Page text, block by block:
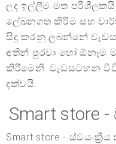
ලද ඉල්ලීම මත
ලේඛනගත කිරීම සහ
සිදු කරනු ලබන්නේ
අතින් පුරවා හෝ ඕනෑම
කිරීමෙනි. වැඩසටහන
දක්වයි.
Smart store
Smart store -